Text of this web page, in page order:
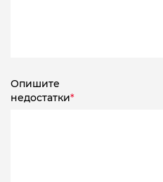
Опишите
недостатки*